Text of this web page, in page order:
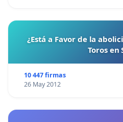
¿Está a Favor de la
Toros en
10 447 firmas
26 May 2012